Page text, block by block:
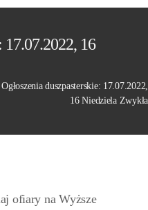
17.07.2022, 16
Ogłoszenia duszpasterskie: 17.07.2022,
16 Niedziela Zwykła
ofiary na Wyższe